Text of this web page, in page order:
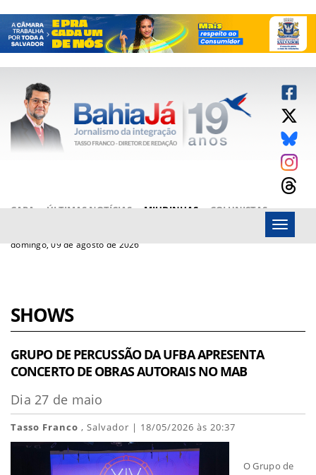
CAPA ÚLTIMAS NOTÍCIAS MIUDINHAS
COLUNISTAS
domingo, 09 de agosto de 2026
Menu
SHOWS
GRUPO DE PERCUSSÃO DA UFBA APRESENTA
CONCERTO DE OBRAS AUTORAIS NO MAB
Dia 27 de maio
Tasso Franco , Salvador | 18/05/2026 às 20:37
O Grupo de